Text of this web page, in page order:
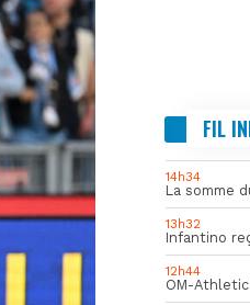
FIL
14h34
La somme
13h32
Infantino
12h44